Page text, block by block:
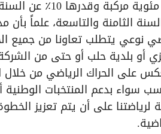
نوعي يتطلب تعاونا من جميع
أو بلدية حلب أو حتى من
على الحراك الرياضي من
سواء بدعم المنتخبات
لرياضتنا على أن يتم تعزيز